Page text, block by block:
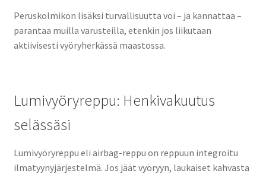
Peruskolmikon lisäksi turvallisuutta voi – ja kannattaa –
parantaa muilla varusteilla, etenkin jos liikutaan
aktiivisesti vyöryherkässä maastossa.
Lumivyöryreppu: Henkivakuutus
selässäsi
Lumivyöryreppu eli airbag-reppu on reppuun integroitu
ilmatyynyjärjestelmä. Jos jäät vyöryyn, laukaiset kahvasta